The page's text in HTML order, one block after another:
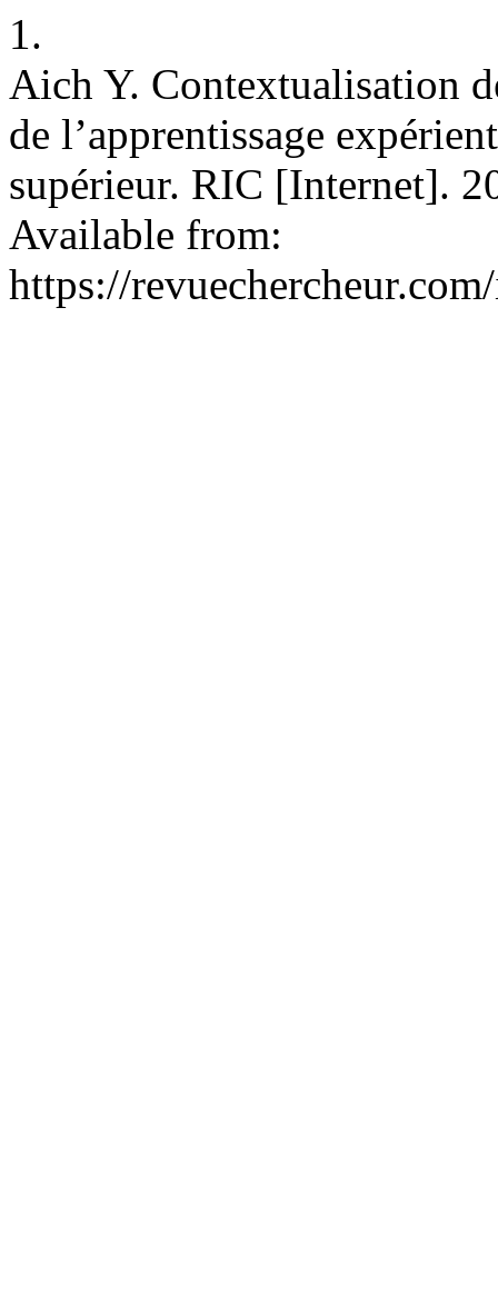
1.
Aich Y. Contextualisation
de l’apprentissage
supérieur. RIC [Internet].
Available from:
https://